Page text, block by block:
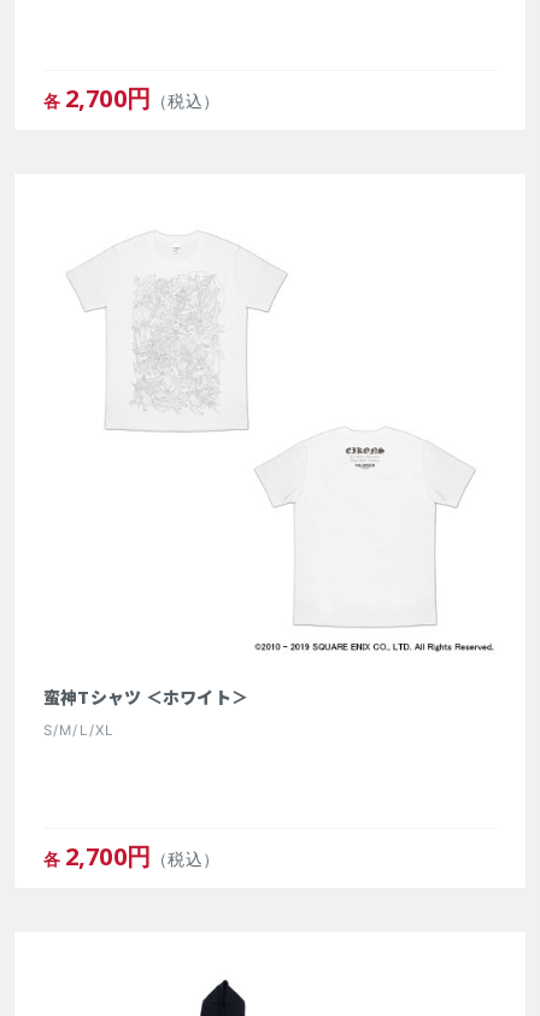
各 2,700円 （税込）
蛮神Tシャツ ＜ホワイト＞
S/M/L/XL
各 2,700円 （税込）